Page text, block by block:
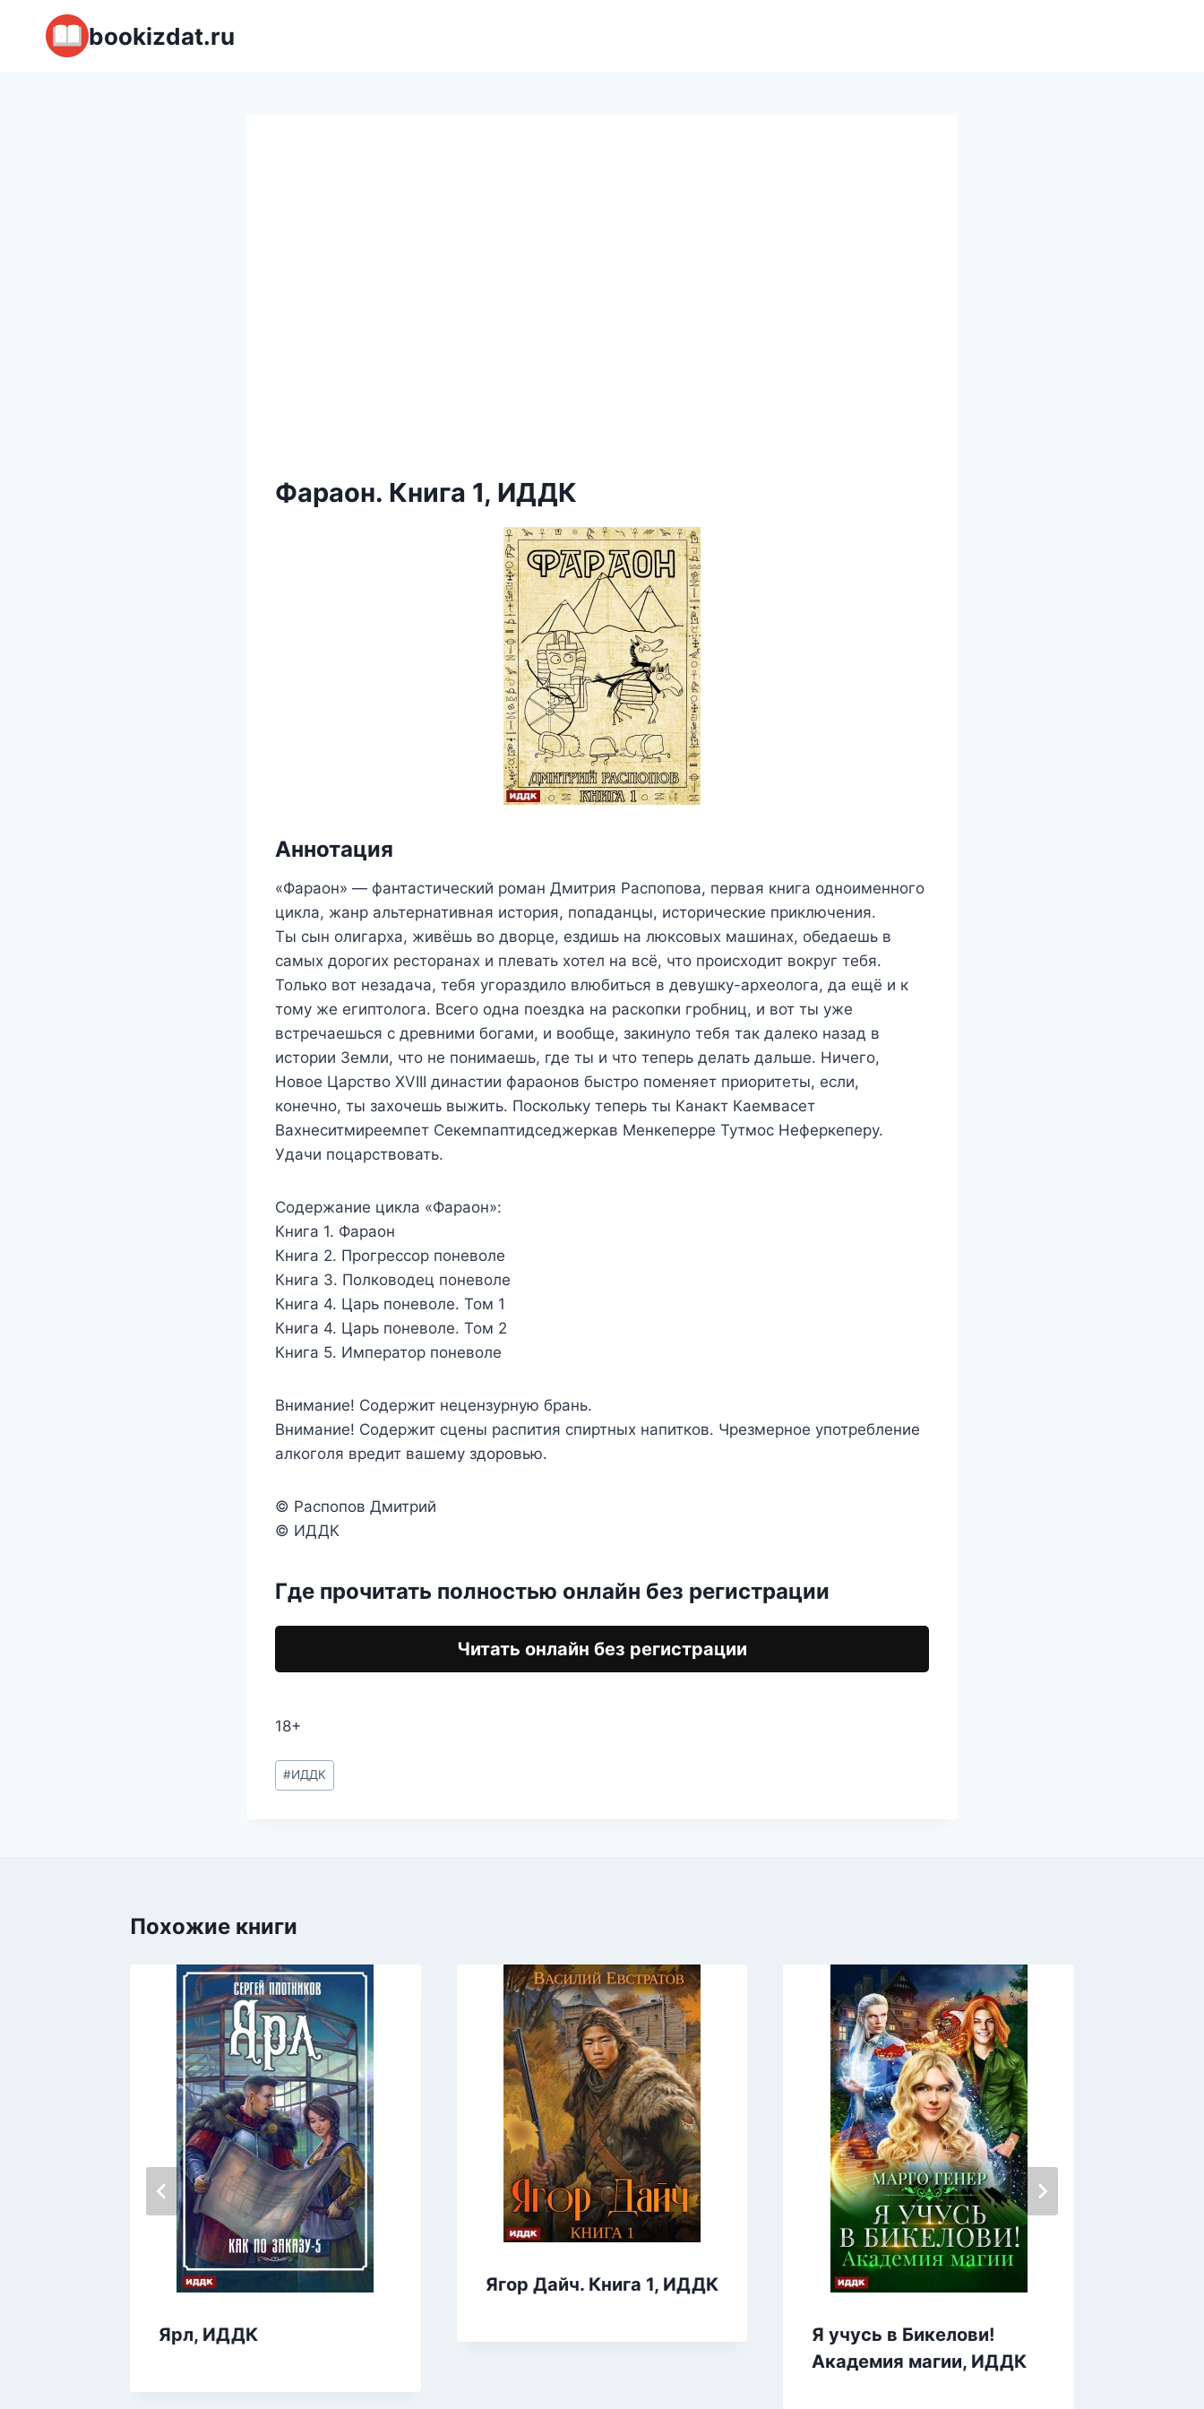
Перейти
содержимому
bookizdat.ru
Фараон. Книга 1, ИДДК
Аннотация
«Фараон» — фантастический роман Дмитрия Распопова, первая книга одноименного
цикла, жанр альтернативная история, попаданцы, исторические приключения.
Ты сын олигарха, живёшь во дворце, ездишь на люксовых машинах, обедаешь в
самых дорогих ресторанах и плевать хотел на всё, что происходит вокруг тебя.
Только вот незадача, тебя угораздило влюбиться в девушку-археолога, да ещё и к
тому же египтолога. Всего одна поездка на раскопки гробниц, и вот ты уже
встречаешься с древними богами, и вообще, закинуло тебя так далеко назад в
истории Земли, что не понимаешь, где ты и что теперь делать дальше. Ничего,
Новое Царство XVIII династии фараонов быстро поменяет приоритеты, если,
конечно, ты захочешь выжить. Поскольку теперь ты Канакт Каемвасет
Вахнеситмиреемпет Секемпаптидседжеркав Менкеперре Тутмос Неферкеперу.
Удачи поцарствовать.
Содержание цикла «Фараон»:
Книга 1. Фараон
Книга 2. Прогрессор поневоле
Книга 3. Полководец поневоле
Книга 4. Царь поневоле. Том 1
Книга 4. Царь поневоле. Том 2
Книга 5. Император поневоле
Внимание! Содержит нецензурную брань.
Внимание! Содержит сцены распития спиртных напитков. Чрезмерное употребление
алкоголя вредит вашему здоровью.
© Распопов Дмитрий
© ИДДК
Где прочитать полностью онлайн без регистрации
Читать онлайн без регистрации
18+
Метки
записи:
#ИДДК
Похожие книги
Ярл, ИДДК
Ягор Дайч. Книга 1, ИДДК
Я учусь в Бикелови!
Академия магии, ИДДК